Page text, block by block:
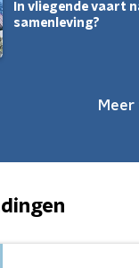
In vliegende vaart
samenleving?